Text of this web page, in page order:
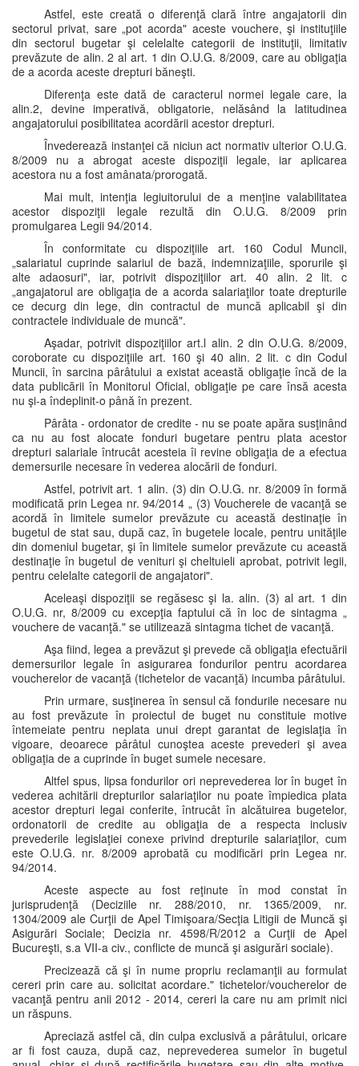
Astfel, este creată o diferenţă clară între angajatorii din
sectorul privat, sare „pot acorda" aceste vouchere, şi instituţiile
din sectorul bugetar şi celelalte categorii de instituţii, limitativ
prevăzute de alin. 2 al art. 1 din O.U.G. 8/2009, care au obligaţia
de a acorda aceste drepturi băneşti.
Diferenţa este dată de caracterul normei legale care, la
alin.2, devine imperativă, obligatorie, nelăsând la latitudinea
angajatorului posibilitatea acordării acestor drepturi.
Învederează instanţei că niciun act normativ ulterior O.U.G.
8/2009 nu a abrogat aceste dispoziţii legale, iar aplicarea
acestora nu a fost amânata/prorogată.
Mai mult, intenţia legiuitorului de a menţine valabilitatea
acestor dispoziţii legale rezultă din O.U.G. 8/2009 prin
promulgarea Legii 94/2014.
În conformitate cu dispoziţiile art. 160 Codul Muncii,
„salariatul cuprinde salariul de bază, indemnizaţiile, sporurile şi
alte adaosuri", iar, potrivit dispoziţiilor art. 40 alin. 2 lit. c
„angajatorul are obligaţia de a acorda salariaţilor toate drepturile
ce decurg din lege, din contractul de muncă aplicabil şi din
contractele individuale de muncă".
Aşadar, potrivit dispoziţiilor art.l alin. 2 din O.U.G. 8/2009,
coroborate cu dispoziţiile art. 160 şi 40 alin. 2 lit. c din Codul
Muncii, în sarcina pârâtului a existat această obligaţie încă de la
data publicării în Monitorul Oficial, obligaţie pe care însă acesta
nu şi-a îndeplinit-o până în prezent.
Pârâta - ordonator de credite - nu se poate apăra susţinând
ca nu au fost alocate fonduri bugetare pentru plata acestor
drepturi salariale întrucât acesteia îi revine obligaţia de a efectua
demersurile necesare în vederea alocării de fonduri.
Astfel, potrivit art. 1 alin. (3) din O.U.G. nr. 8/2009 în formă
modificată prin Legea nr. 94/2014 „ (3) Voucherele de vacanţă se
acordă în limitele sumelor prevăzute cu această destinaţie în
bugetul de stat sau, după caz, în bugetele locale, pentru unităţile
din domeniul bugetar, şi în limitele sumelor prevăzute cu această
destinaţie în bugetul de venituri şi cheltuieli aprobat, potrivit legii,
pentru celelalte categorii de angajatori".
Aceleaşi dispoziţii se regăsesc şi la. alin. (3) al art. 1 din
O.U.G. nr, 8/2009 cu excepţia faptului că în loc de sintagma „
vouchere de vacanţă." se utilizează sintagma tichet de vacanţă.
Aşa fiind, legea a prevăzut şi prevede că obligaţia efectuării
demersurilor legale în asigurarea fondurilor pentru acordarea
voucherelor de vacanţă (tichetelor de vacanţă) incumba pârâtului.
Prin urmare, susţinerea în sensul că fondurile necesare nu
au fost prevăzute în proiectul de buget nu constituie motive
întemeiate pentru neplata unui drept garantat de legislaţia în
vigoare, deoarece pârâtul cunoştea aceste prevederi şi avea
obligaţia de a cuprinde în buget sumele necesare.
Altfel spus, lipsa fondurilor ori neprevederea lor în buget în
vederea achitării drepturilor salariaţilor nu poate împiedica plata
acestor drepturi legai conferite, întrucât în alcătuirea bugetelor,
ordonatorii de credite au obligaţia de a respecta inclusiv
prevederile legislaţiei conexe privind drepturile salariaţilor, cum
este O.U.G. nr. 8/2009 aprobată cu modificări prin Legea nr.
94/2014.
Aceste aspecte au fost reţinute în mod constat în
jurisprudenţă (Deciziile nr. 288/2010, nr. 1365/2009, nr.
1304/2009 ale Curţii de Apel Timişoara/Secţia Litigii de Muncă şi
Asigurări Sociale; Decizia nr. 4598/R/2012 a Curţii de Apel
Bucureşti, s.a VII-a civ., conflicte de muncă şi asigurări sociale).
Precizează că şi în nume propriu reclamanţii au formulat
cereri prin care au. solicitat acordare." tichetelor/voucherelor de
vacanţă pentru anii 2012 - 2014, cereri la care nu am primit nici
un răspuns.
Apreciază astfel că, din culpa exclusivă a pârâtului, oricare
ar fi fost cauza, după caz, neprevederea sumelor în bugetul